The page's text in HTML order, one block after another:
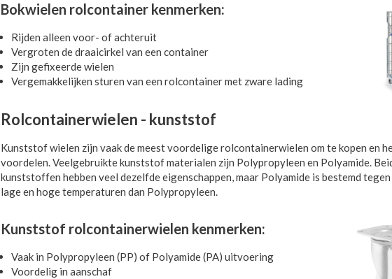
Bokwielen rolcontainer kenmerken:
Rijden alleen voor- of achteruit
Vergroten de draaicirkel van een container
Zijn gefixeerde wielen
Vergemakkelijken sturen van een rolcontainer met zware lading
Rolcontainerwielen - kunststof
Kunststof wielen zijn vaak de meest voordelige rolcontainerwielen om te kopen en
voordelen. Veelgebruikte kunststof materialen zijn Polypropyleen en Polyamide.
kunststoffen hebben veel dezelfde eigenschappen, maar Polyamide is bestemd
lage en hoge temperaturen dan Polypropyleen.
Kunststof rolcontainerwielen kenmerken:
Vaak in Polypropyleen (PP) of Polyamide (PA) uitvoering
Voordelig in aanschaf